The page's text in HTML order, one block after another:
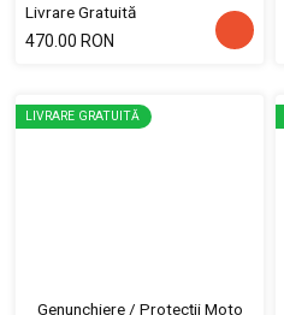
Livrare Gratuită
470.00 RON
LIVRARE GRATUITĂ
Genunchiere / Protecții Moto